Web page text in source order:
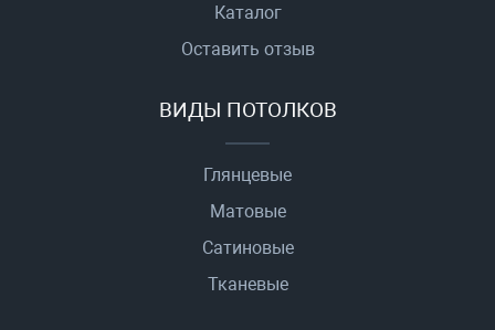
Каталог
Оставить отзыв
ВИДЫ ПОТОЛКОВ
Глянцевые
Матовые
Сатиновые
Тканевые